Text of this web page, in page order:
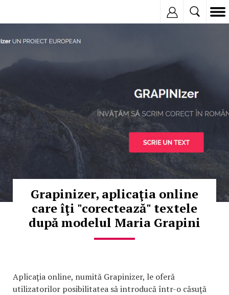
Grapinizer, aplicaţia online
care îţi "corectează" textele
după modelul Maria Grapini
Aplicaţia online, numită Grapinizer, le oferă
utilizatorilor posibilitatea să introducă într-o căsuţă